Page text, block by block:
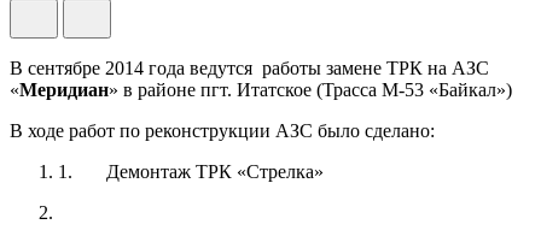
В сентябре 2014 года ведутся работы замене ТРК на АЗС
«Меридиан» в районе пгт. Итатское (Трасса М-53 «Байкал»)
В ходе работ по реконструкции АЗС было сделано:
1. Демонтаж ТРК «Стрелка»